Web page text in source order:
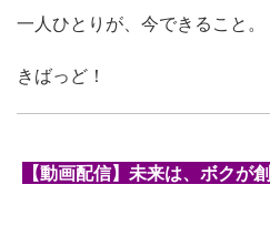
一人ひとりが、今できること。
きばっど！
【動画配信】未来は、ボクが